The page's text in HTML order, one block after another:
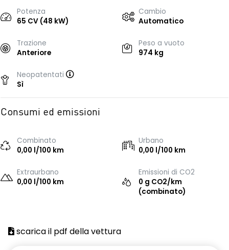
Potenza
65 CV (48 kW)
Cambio
Automatico
Trazione
Anteriore
Peso a vuoto
974 kg
Neopatentati
Sì
Consumi ed emissioni
Combinato
0,00 l/100 km
Urbano
0,00 l/100 km
Extraurbano
0,00 l/100 km
Emissioni di CO2
0 g CO2/km
(combinato)
scarica il pdf della vettura